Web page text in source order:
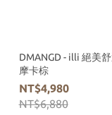
DMANGD - illi 絕美
摩卡棕
NT$4,980
NT$6,880